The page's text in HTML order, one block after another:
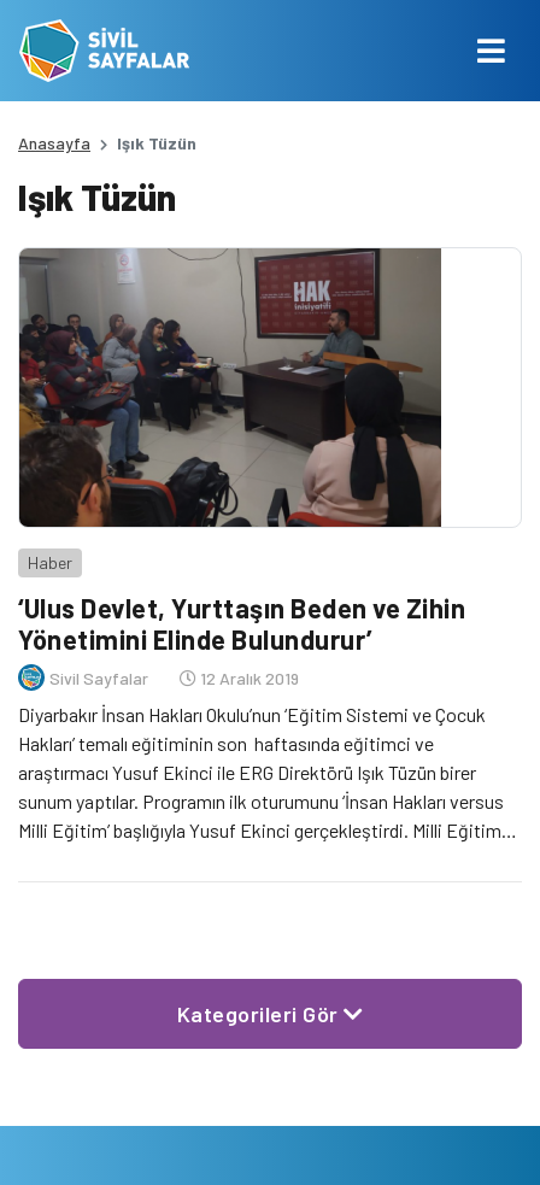
Anasayfa Işık Tüzün
Işık Tüzün
Haber
‘Ulus Devlet, Yurttaşın Beden ve Zihin
Yönetimini Elinde Bulundurur’
Sivil Sayfalar 12 Aralık 2019
Diyarbakır İnsan Hakları Okulu’nun ‘Eğitim Sistemi ve Çocuk
Hakları’ temalı eğitiminin son haftasında eğitimci ve
araştırmacı Yusuf Ekinci ile ERG Direktörü Işık Tüzün birer
sunum yaptılar. Programın ilk oturumunu ‘İnsan Hakları versus
Milli Eğitim’ başlığıyla Yusuf Ekinci gerçekleştirdi. Milli Eğitim
eğitimin ulus devletin önemli bir aracı olduğunu söyledi.
Kategorileri Gör